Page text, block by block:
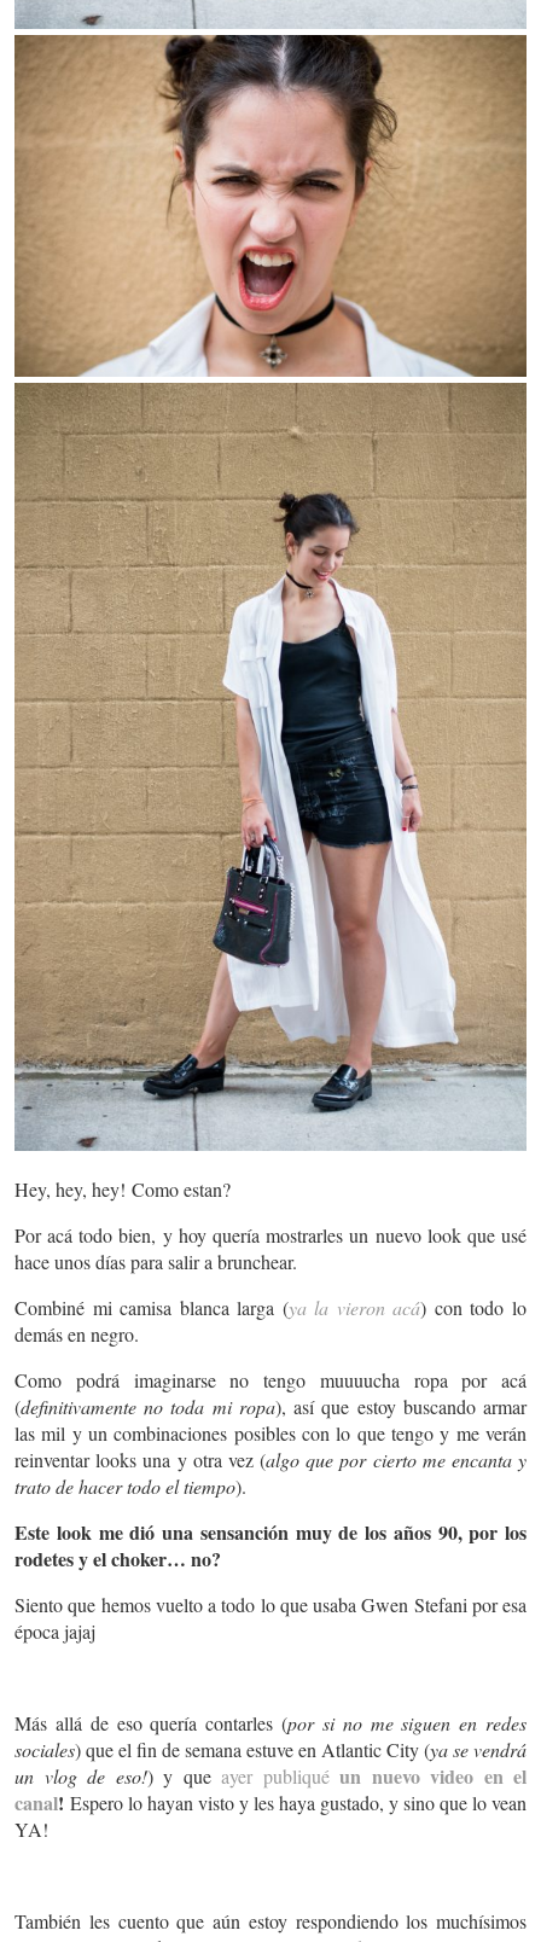
Hey, hey, hey! Como estan?
Por acá todo bien, y hoy quería mostrarles un nuevo look que usé
hace unos días para salir a brunchear.
Combiné mi camisa blanca larga (ya la vieron acá) con todo lo
demás en negro.
Como podrá imaginarse no tengo muuuucha ropa por acá
(definitivamente no toda mi ropa), así que estoy buscando armar
las mil y un combinaciones posibles con lo que tengo y me verán
reinventar looks una y otra vez (algo que por cierto me encanta y
trato de hacer todo el tiempo).
Este look me dió una sensanción muy de los años 90, por los
rodetes y el choker… no?
Siento que hemos vuelto a todo lo que usaba Gwen Stefani por esa
época jajaj
Más allá de eso quería contarles (por si no me siguen en redes
sociales) que el fin de semana estuve en Atlantic City (ya se vendrá
un vlog de eso!) y que ayer publiqué un nuevo video en el
canal! Espero lo hayan visto y les haya gustado, y sino que lo vean
YA!
También les cuento que aún estoy respondiendo los muchísimos